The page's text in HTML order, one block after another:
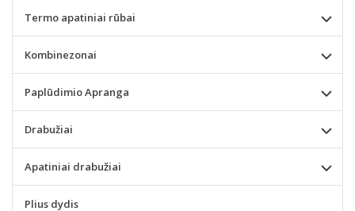
Termo apatiniai rūbai
Kombinezonai
Paplūdimio Apranga
Drabužiai
Apatiniai drabužiai
Plius dydis